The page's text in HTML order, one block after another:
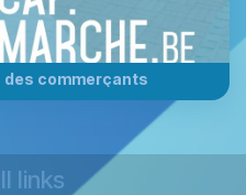
commerçants
links